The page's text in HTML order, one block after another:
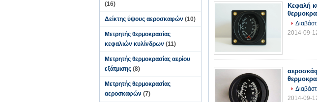
(16)
Δείκτης ύψους αεροσκαφών (10)
Μετρητής θερμοκρασίας
κεφαλιών κυλίνδρων (11)
Μετρητής θερμοκρασίας αερίου
εξάτμισης (8)
Μετρητής θερμοκρασίας
αεροσκαφών (7)
Κεφαλή
2014-09-
2014-09-